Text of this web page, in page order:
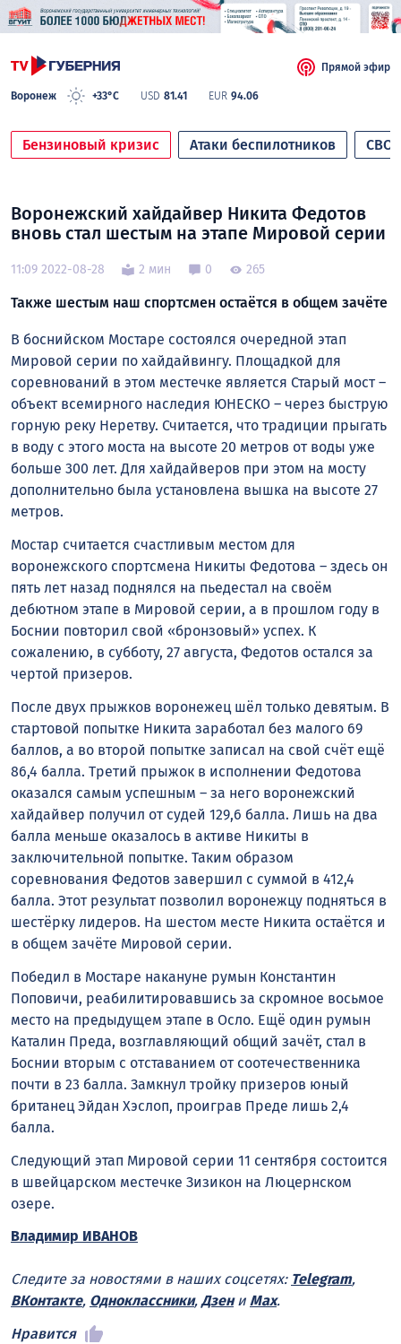
Воронеж +33°C USD 81.41 EUR 94.06
Прямой эфир
Бензиновый кризис Атаки беспилотников СВО
Воронежский хайдайвер Никита Федотов
вновь стал шестым на этапе Мировой серии
11:09 2022-08-28 2 мин 0 265
Также шестым наш спортсмен остаётся в общем зачёте
В боснийском Мостаре состоялся очередной этап
Мировой серии по хайдайвингу. Площадкой для
соревнований в этом местечке является Старый мост –
объект всемирного наследия ЮНЕСКО – через быструю
горную реку Неретву. Считается, что традиции прыгать
в воду с этого моста на высоте 20 метров от воды уже
больше 300 лет. Для хайдайверов при этом на мосту
дополнительно была установлена вышка на высоте 27
метров.
Мостар считается счастливым местом для
воронежского спортсмена Никиты Федотова – здесь он
пять лет назад поднялся на пьедестал на своём
дебютном этапе в Мировой серии, а в прошлом году в
Боснии повторил свой «бронзовый» успех. К
сожалению, в субботу, 27 августа, Федотов остался за
чертой призеров.
После двух прыжков воронежец шёл только девятым. В
стартовой попытке Никита заработал без малого 69
баллов, а во второй попытке записал на свой счёт ещё
86,4 балла. Третий прыжок в исполнении Федотова
оказался самым успешным – за него воронежский
хайдайвер получил от судей 129,6 балла. Лишь на два
балла меньше оказалось в активе Никиты в
заключительной попытке. Таким образом
соревнования Федотов завершил с суммой в 412,4
балла. Этот результат позволил воронежцу подняться в
шестёрку лидеров. На шестом месте Никита остаётся и
в общем зачёте Мировой серии.
Победил в Мостаре накануне румын Константин
Поповичи, реабилитировавшись за скромное восьмое
место на предыдущем этапе в Осло. Ещё один румын
Каталин Преда, возглавляющий общий зачёт, стал в
Боснии вторым с отставанием от соотечественника
почти в 23 балла. Замкнул тройку призеров юный
британец Эйдан Хэслоп, проиграв Преде лишь 2,4
балла.
Следующий этап Мировой серии 11 сентября состоится
в швейцарском местечке Зизикон на Люцернском
озере.
Владимир ИВАНОВ
Следите за новостями в наших соцсетях: Telegram,
ВКонтакте, Одноклассники, Дзени Max.
Нравится